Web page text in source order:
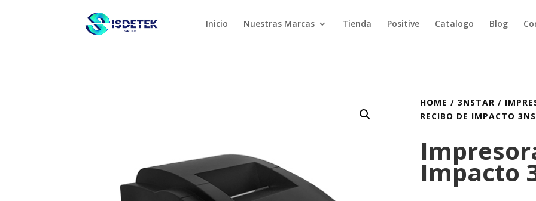
Inicio Nuestras Marcas Tienda Positive Catalogo Blog
HOME / 3NSTAR /
RECIBO DE IMPACTO
Impacto